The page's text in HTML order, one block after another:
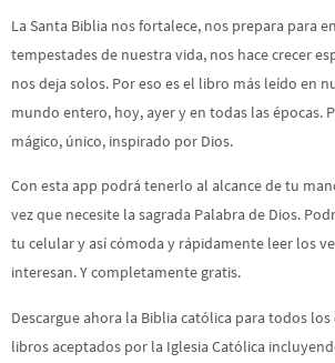
La Santa Biblia nos fortalece, nos prepara para
tempestades de nuestra vida, nos hace crecer
nos deja solos. Por eso es el libro más leído en
mundo entero, hoy, ayer y en todas las épocas.
mágico, único, inspirado por Dios.
Con esta app podrá tenerlo al alcance de tu
vez que necesite la sagrada Palabra de Dios.
tu celular y así cómoda y rápidamente leer los
interesan. Y completamente gratis.
Descargue ahora la Biblia católica para todos
libros aceptados por la Iglesia Católica